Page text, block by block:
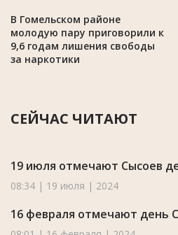
В Гомельском районе
молодую пару приговорили к
9,6 годам лишения свободы
за наркотики
СЕЙЧАС ЧИТАЮТ
19 июля отмечают Сысоев
08:34 | 19 июля | 2024
16 февраля отмечают день